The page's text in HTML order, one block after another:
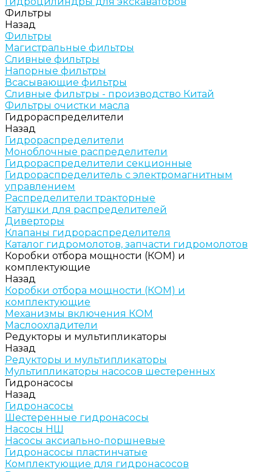
Фильтры
Назад
Фильтры
Магистральные фильтры
Сливные фильтры
Напорные фильтры
Всасывающие фильтры
Сливные фильтры - производство Китай
Фильтры очистки масла
Гидрораспределители
Назад
Гидрораспределители
Моноблочные распределители
Гидрораспределители секционные
Гидрораспределитель с электромагнитным
управлением
Распределители тракторные
Катушки для распределителей
Диверторы
Клапаны гидрораспределителя
Каталог гидромолотов, запчасти гидромолотов
Коробки отбора мощности (КОМ) и
комплектующие
Назад
Коробки отбора мощности (КОМ) и
комплектующие
Механизмы включения КОМ
Маслоохладители
Редукторы и мультипликаторы
Назад
Редукторы и мультипликаторы
Мультипликаторы насосов шестеренных
Гидронасосы
Назад
Гидронасосы
Шестеренные гидронасосы
Насосы НШ
Насосы аксиально-поршневые
Гидронасосы пластинчатые
Комплектующие для гидронасосов